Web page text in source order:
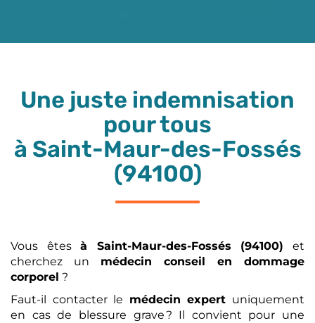
Une juste indemnisation
pour tous
à Saint-Maur-des-Fossés
(94100)
Vous êtesà Saint-Maur-des-Fossés (94100) et
cherchez un médecin conseil en dommage
corporel ?
Faut-il contacter le médecin expert uniquement
en cas de blessure grave ? Il convient pour une